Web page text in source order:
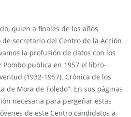
quien a finales de los años
secretario del Centro de la Acción
la profusión de datos con los
publica en 1957 el libro-
(1932-1957). Crónica de los
de Mora de Toledo”. En sus páginas
necesaria para pergeñar estas
de este Centro candidatos a